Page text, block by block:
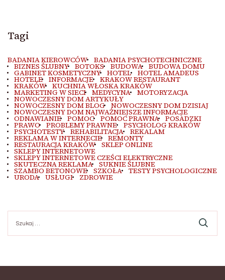
Tagi
BADANIA KIEROWCÓW BADANIA PSYCHOTECHNICZNE
BIZNES ŚLUBNY BOTOKS BUDOWA BUDOWA DOMU
GABINET KOSMETYCZNY HOTEL HOTEL AMADEUS
HOTELE INFORMACJE KRAKOW RESTAURANT
KRAKÓW KUCHNIA WŁOSKA KRAKÓW
MARKETING W SIECI MEDYCYNA MOTORYZACJA
NOWOCZESNY DOM ARTYKUŁY
NOWOCZESNY DOM BLOG NOWOCZESNY DOM DZISIAJ
NOWOCZESNY DOM NAJWAŻNIEJSZE INFORMACJE
ODNAWIANIE POMOC POMOC PRAWNA POSADZKI
PRAWO PROBLEMY PRAWNE PSYCHOLOG KRAKÓW
PSYCHOTESTY REHABILITACJA REKALAM
REKLAMA W INTERNECIE REMONTY
RESTAURACJA KRAKÓW SKLEP ONLINE
SKLEPY INTERNETOWE
SKLEPY INTERNETOWE CZEŚCI ELEKTRYCZNE
SKUTECZNA REKLAMA SUKNIE ŚLUBNE
SZAMBO BETONOWE SZKOŁA TESTY PSYCHOLOGICZNE
URODA USŁUGI ZDROWIE